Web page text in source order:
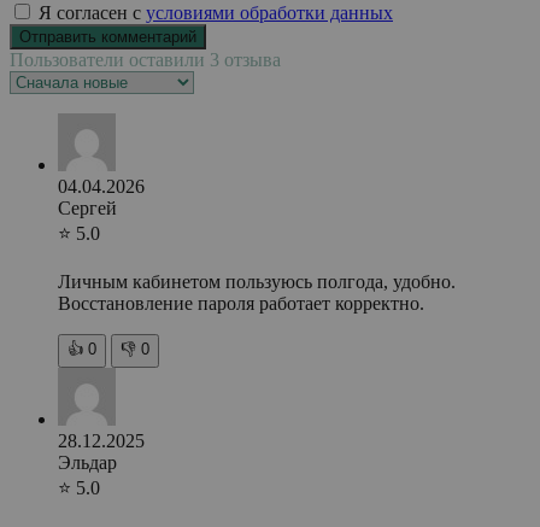
Я согласен с условиями обработки данных
Пользователи оставили 3 отзыва
04.04.2026
Сергей
⭐ 5.0
Личным кабинетом пользуюсь полгода, удобно.
Восстановление пароля работает корректно.
👍 0 👎 0
28.12.2025
Эльдар
⭐ 5.0